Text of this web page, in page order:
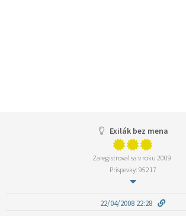
Exilák bez mena
Zaregistroval sa v roku 2009
Príspevky: 95217
22/04/2008 22:28